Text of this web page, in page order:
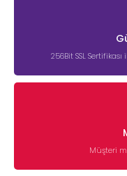
256Bit SSL
Müşteri